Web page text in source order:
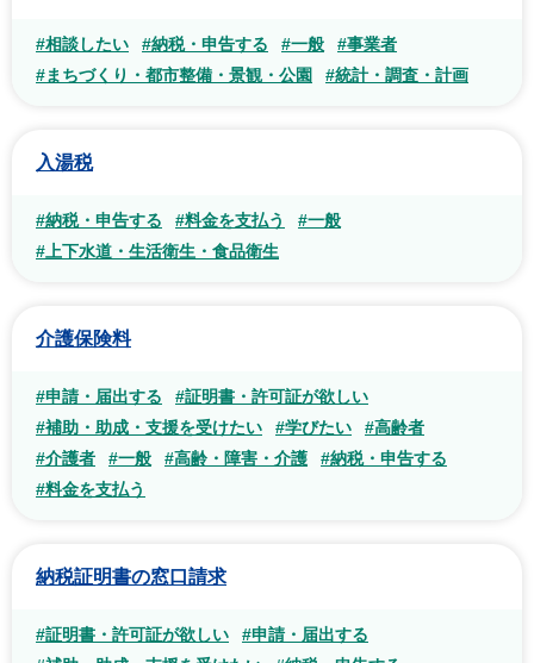
#相談したい #納税・申告する #一般
#事業者
#まちづくり・都市整備・景観・公園
#統計・調査・計画
入湯税
#納税・申告する #料金を支払う
#一般
#上下水道・生活衛生・食品衛生
介護保険料
#申請・届出する
#証明書・許可証が欲しい
#補助・助成・支援を受けたい
#学びたい
#高齢者
#介護者
#一般 #高齢・障害・介護
#納税・申告する
#料金を支払う
納税証明書の窓口請求
#証明書・許可証が欲しい
#申請・届出する